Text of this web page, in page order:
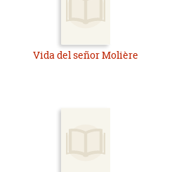
Vida del señor Molière